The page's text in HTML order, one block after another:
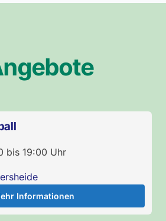
bis 19:00 Uhr
Informationen